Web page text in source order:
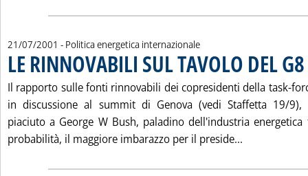
21/07/2001 - Politica energetica internazionale
LE RINNOVABILI SUL TAVOLO DEL G8
Il rapporto sulle fonti rinnovabili dei copresidenti della task-
in discussione al summit di Genova (vedi Staffetta 19/9),
piaciuto a George W Bush, paladino dell'industria
probabilità, il maggiore imbarazzo per il preside...